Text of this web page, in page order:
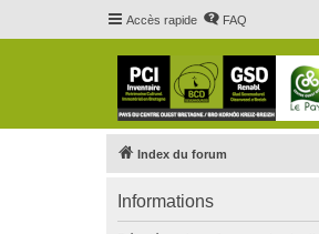
Accès rapide FAQ
Index du forum
Informations